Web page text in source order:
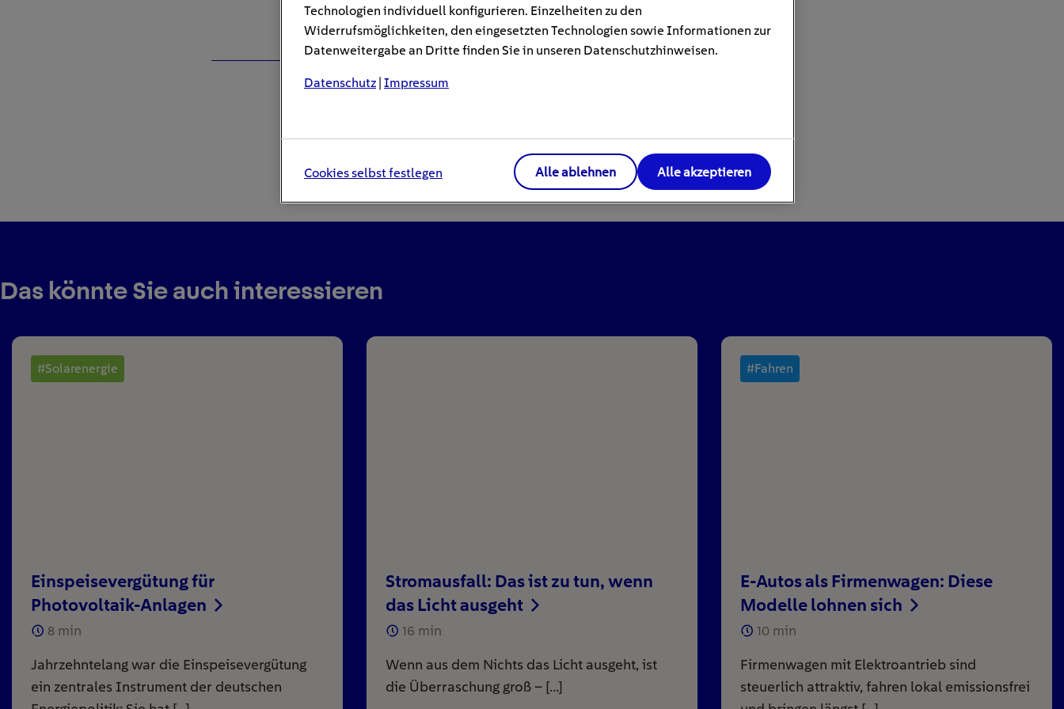
Das könnte Sie auch interessieren
#Solarenergie
Einspeisevergütung für
Photovoltaik-Anlagen
8 min
Jahrzehntelang war die Einspeisevergütung
ein zentrales Instrument der deutschen
Stromausfall: Das ist zu tun, wenn
das Licht ausgeht
16 min
Wenn aus dem Nichts das Licht ausgeht, ist
die Überraschung groß – […]
#Fahren
E-Autos als Firmenwagen: Diese
Modelle lohnen sich
10 min
Firmenwagen mit Elektroantrieb sind
steuerlich attraktiv, fahren lokal emissionsfrei
Technologien individuell konfigurieren. Einzelheiten zu den
Widerrufsmöglichkeiten, den eingesetzten Technologien sowie Informationen zur
Datenweitergabe an Dritte finden Sie in unseren Datenschutzhinweisen.
Datenschutz | Impressum
Cookies selbst festlegen Alle ablehnen Alle akzeptieren